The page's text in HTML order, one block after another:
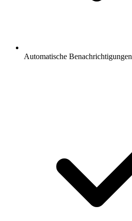
Automatische Benachrichtigungen